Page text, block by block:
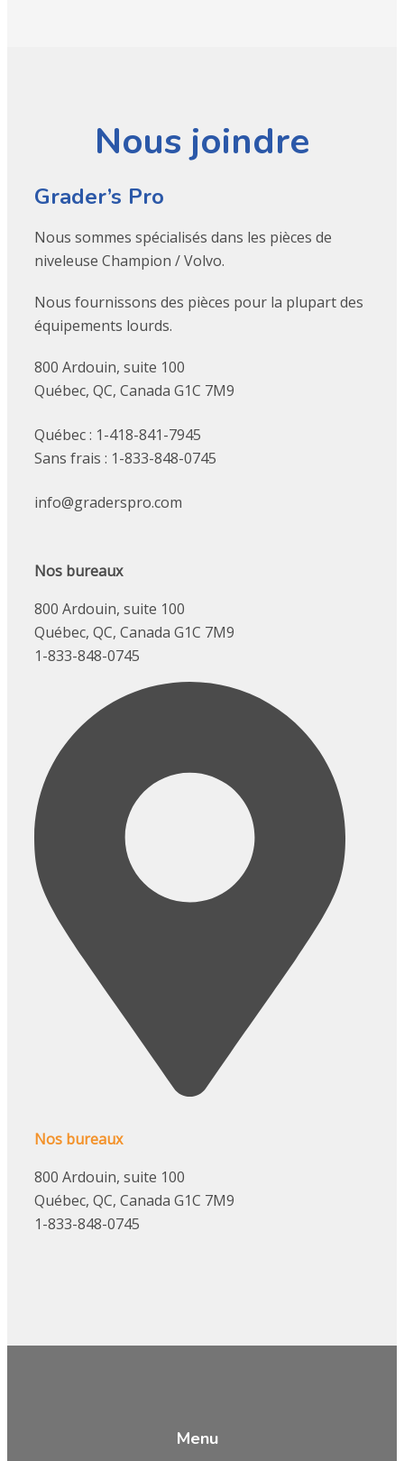
Nous joindre
Grader’s Pro
Nous sommes spécialisés dans les pièces de
niveleuse Champion / Volvo.
Nous fournissons des pièces pour la plupart des
équipements lourds.
800 Ardouin, suite 100
Québec, QC, Canada G1C 7M9
Québec : 1-418-841-7945
Sans frais : 1-833-848-0745
info@graderspro.com
Nos bureaux
800 Ardouin, suite 100
Québec, QC, Canada G1C 7M9
1-833-848-0745
Nos bureaux
800 Ardouin, suite 100
Québec, QC, Canada G1C 7M9
1-833-848-0745
Menu